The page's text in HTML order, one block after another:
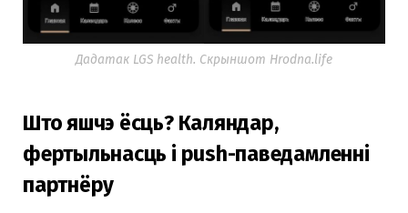
Дадатак LGS health. Скрыншот Hrodna.life
Што яшчэ ёсць? Каляндар,
фертыльнасць і push-паведамленні
партнёру